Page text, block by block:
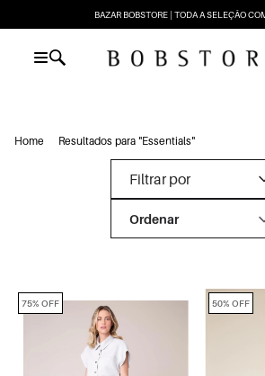
BAZAR BOBSTORE | TODA A SELEÇÃO
Home Resultados para "Essentials"
Filtrar por
75% OFF 50% OFF